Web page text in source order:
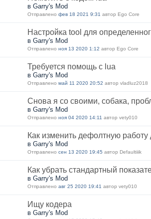
в Garry's Mod
Отправлено фев 18 2021 9:31 автор Ego Core
Настройка tool для
в Garry's Mod
Отправлено ноя 13 2020 1:12 автор Ego Core
Требуется помощь с lua
в Garry's Mod
Отправлено май 11 2020 20:52 автор vladluz2018
Снова я со своими, собака,
в Garry's Mod
Отправлено ноя 04 2020 14:11 автор vety010
Как изменить дефолтную
в Garry's Mod
Отправлено сен 13 2020 19:45 автор Defaultiiik
Как убрать стандартный
в Garry's Mod
Отправлено авг 25 2020 19:41 автор vety010
Ищу кодера
в Garry's Mod